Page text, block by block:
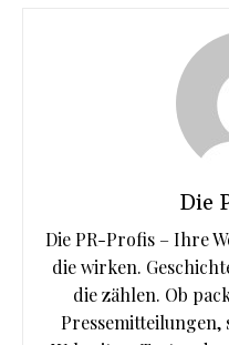
Die
Die PR-Profis – Ihre
die wirken.
die zählen. Ob